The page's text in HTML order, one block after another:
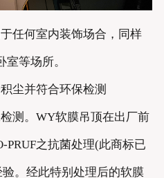
任何室内装饰场合，同样
等场所。
尘并符合环保检测
测。WY软膜吊顶在出厂前
PRUF之抗菌处理(此商标已
。经此特别处理后的软膜